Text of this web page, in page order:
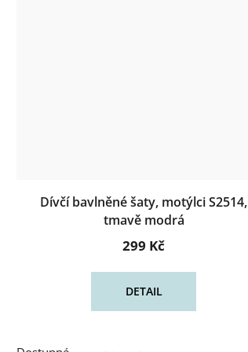
Dívčí bavlněné šaty, motýlci S2514,
tmavě modrá
299 Kč
DETAIL